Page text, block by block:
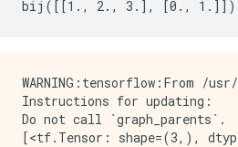
WARNING:tensorflow:From
Instructions for updating:
Do not call `graph_parents`.
[<tf.Tensor: shape=(3,),